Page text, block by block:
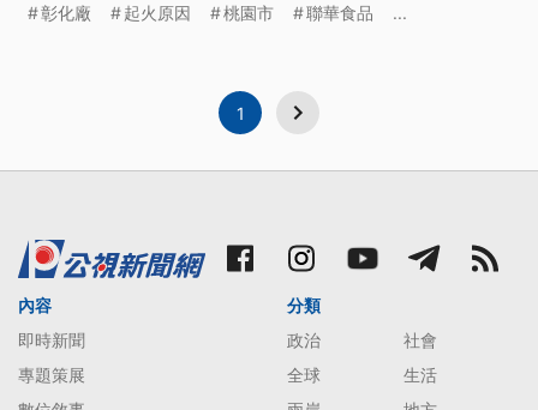
除了彰化廠，聯華中壢廠也被查出沒有依規定設置防
彰化廠 起火原因 桃園市 聯華食品 ...
1
內容
即時新聞
專題策展
分類
政治
社會
全球
生活